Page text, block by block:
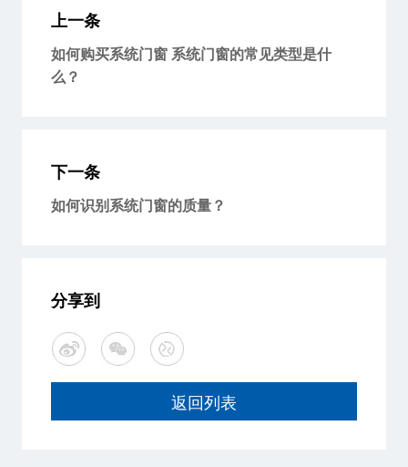
上一条
如何购买系统门窗 系统门窗的常见类型是什
么？
下一条
如何识别系统门窗的质量？
分享到
返回列表